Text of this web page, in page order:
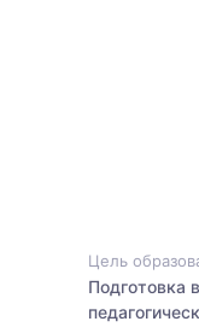
Цель
Подготовка